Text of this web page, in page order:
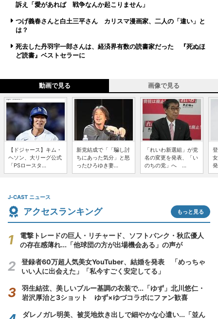
訴え「愛があれば 戦争なんか起こりません」
つげ義春さんと白土三平さん カリスマ漫画家、二人の「違い」と
は？
死去した丹羽宇一郎さんは、経済界有数の読書家だった 『死ぬほ
ど読書』ベストセラーに
動画で見る 画像で見る
【ドジャース】キム・
ヘソン、大リーグ公式
「PSロースタ...
新党結成で「「騙し討
ちにあった気分」と怒
ったひろゆき妻...
「れいわ新選組」が党
名の変更を発表、「い
のちの党」へ ...
J-CAST ニュース
アクセスランキング もっと見る
電撃トレードの巨人・リチャード、ソフトバンク・秋広優人
の存在感薄れ...「他球団の方が出場機会ある」の声が
登録者60万超人気美女YouTuber、結婚を発表 「めっちゃ
いい人に出会えた」「私今すごく安定してる」
羽生結弦、美しいブルー基調の衣装で...「ゆず」北川悠仁・
岩沢厚治と3ショット ゆず×ゆづコラボにファン歓喜
ダレノガレ明美、被災地炊き出しで細やかな心遣い...「並ん